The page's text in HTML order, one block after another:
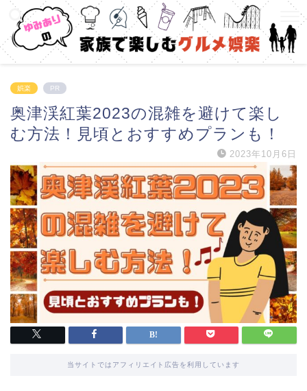
娯楽 PR
奥津渓紅葉2023の混雑を避けて楽し
む方法！見頃とおすすめプランも！
2023年10月6日
当サイトではアフィリエイト広告を利用しています